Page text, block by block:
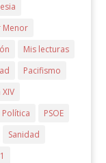
Menor
Mis lecturas
Pacifismo
Política
PSOE
Sanidad